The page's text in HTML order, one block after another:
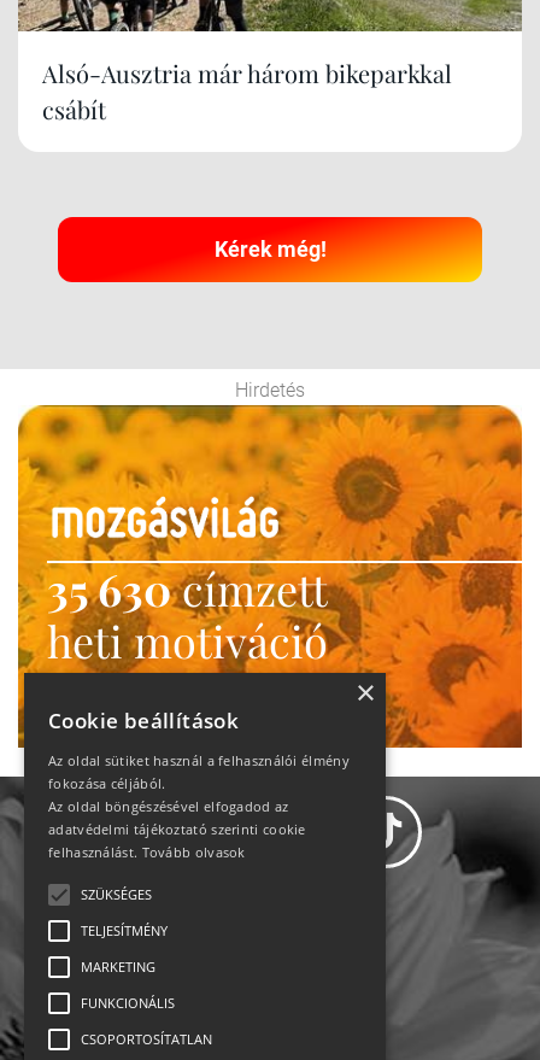
Alsó-Ausztria már három bikeparkkal
csábít
Kérek még!
Hirdetés
35 630címzett
heti motiváció
Ne maradj le!
Impresszum-kapcsolat
×
Cookie beállítások
Az oldal sütiket használ a felhasználói élmény
fokozása céljából.
Az oldal böngészésével elfogadod az
adatvédelmi tájékoztató szerinti cookie
felhasználást. Tovább olvasok
SZÜKSÉGES
TELJESÍTMÉNY
MARKETING
FUNKCIONÁLIS
CSOPORTOSÍTATLAN